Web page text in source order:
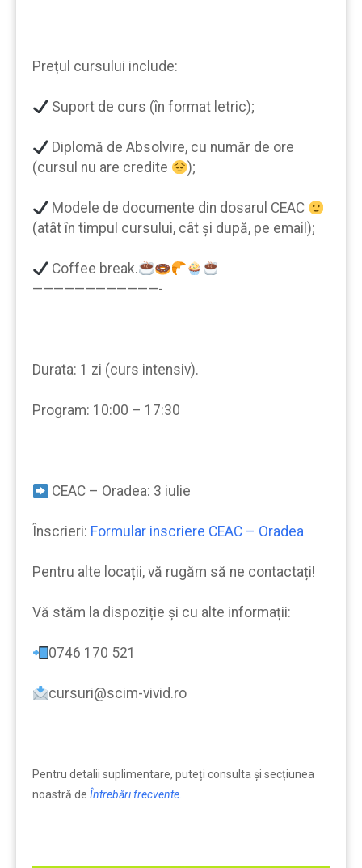
Prețul cursului include:
Suport de curs (în format letric);
Diplomă de Absolvire, cu număr de ore
(cursul nu are credite
);
Modele de documente din dosarul CEAC
(atât în timpul cursului, cât şi după, pe email);
Coffee break.
————————————-
Durata: 1 zi (curs intensiv).
Program: 10:00 – 17:30
CEAC – Oradea: 3 iulie
Înscrieri: Formular inscriere CEAC – Oradea
Pentru alte locații, vă rugăm să ne contactați!
Vă stăm la dispoziție şi cu alte informații:
0746 170 521
cursuri@scim-vivid.ro
Pentru detalii suplimentare, puteți consulta şi secțiunea
noastră de Întrebări frecvente.